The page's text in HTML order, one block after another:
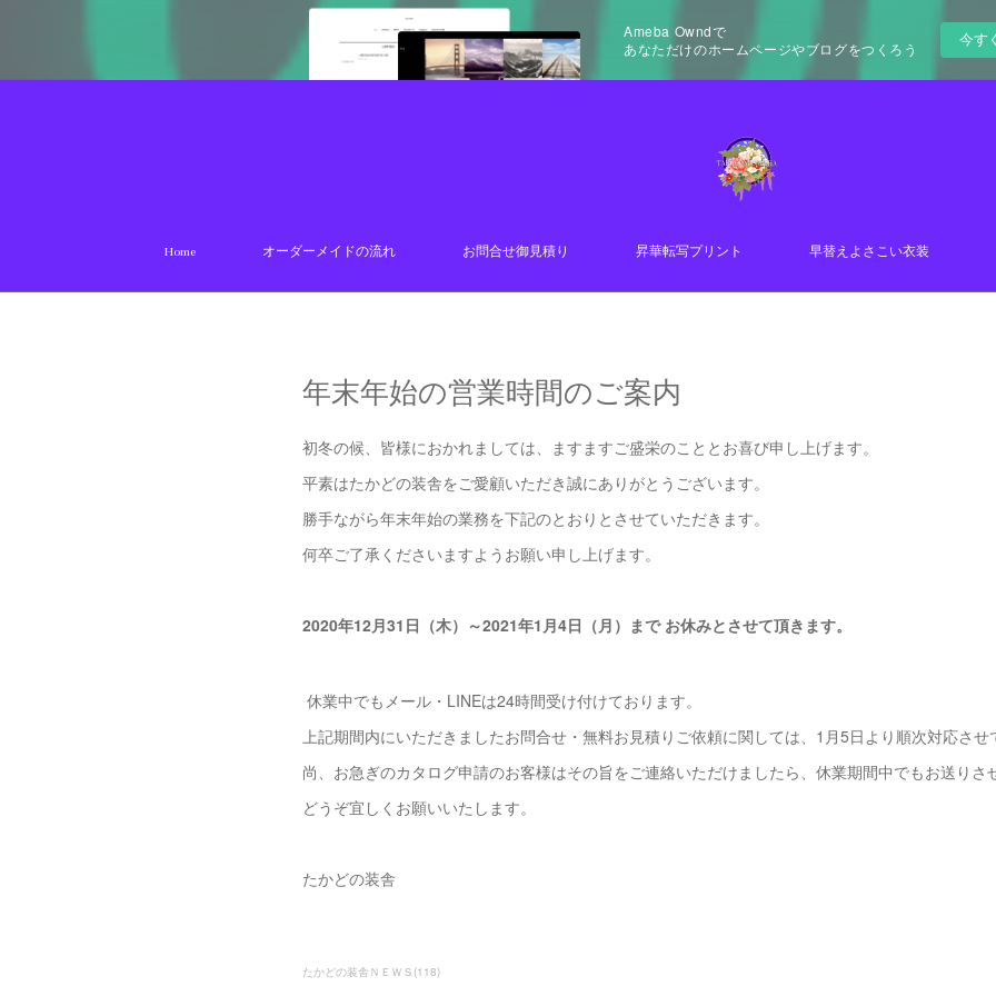
Ameba Owndで
あなただけのホームページやブログをつくろう
今す
Home オーダーメイドの流れ お問合せ御見積り 昇華転写プリント 早替えよさこい衣装
年末年始の営業時間のご案内
初冬の候、皆様におかれましては、ますますご盛栄のこととお喜び申し上げます。
平素はたかどの装舎をご愛顧いただき誠にありがとうございます。
勝手ながら年末年始の業務を下記のとおりとさせていただきます。
何卒ご了承くださいますようお願い申し上げます。
2020年12月31日（木）～2021年1月4日（月）まで お休みとさせて頂きます。
休業中でもメール・LINEは24時間受け付けております。
上記期間内にいただきましたお問合せ・無料お見積りご依頼に関しては、1月5日より順次対応させ
尚、お急ぎのカタログ申請のお客様はその旨をご連絡いただけましたら、休業期間中でもお送りさ
どうぞ宜しくお願いいたします。
たかどの装舎
たかどの装舎ＮＥＷＳ (118)